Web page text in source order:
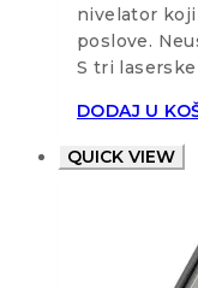
nivelator
poslove.
S tri
DODAJ U
QUICK VIEW